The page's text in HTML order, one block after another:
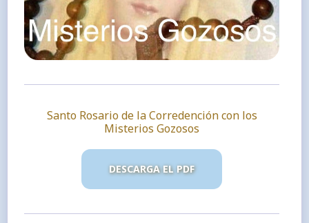
Santo Rosario de la Corredención con los
Misterios Gozosos
DESCARGA EL PDF